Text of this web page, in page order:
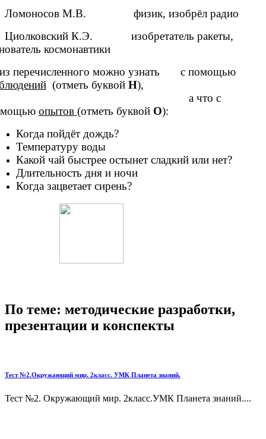
М.В. физик, изобрёл радио
К.Э. изобретатель ракеты,
космонавтики
перечисленного можно узнать с помощью
(отметь буквой Н),
что с
опытов (отметь буквой О):
Когда пойдёт дождь?
Температуру воды
Какой чай быстрее остынет сладкий или нет?
Длительность дня и ночи
Когда зацветает сирень?
По теме: методические разработки,
презентации и конспекты
Тест №2.Окружающий мир. 2класс. УМК Планета знаний.
Тест №2. Окружающий мир. 2класс.УМК Планета знаний....